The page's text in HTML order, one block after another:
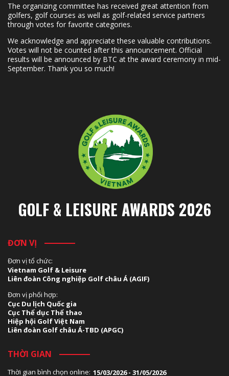
The organizing committee has received great attention from
golfers, golf courses as well as golf-related service partners
through votes for favorite categories.
We acknowledge and appreciate these valuable contributions.
Votes will not be counted after this announcement. Official
results will be announced by BTC at the award ceremony in mid-
September. Thank you so much!
GOLF & LEISURE AWARDS 2026
ĐƠN VỊ
Đơn vị tổ chức:
Vietnam Golf & Leisure
Liên đoàn Công nghiệp Golf châu Á (AGIF)
Đơn vị phối hợp:
Cục Du lịch Quốc gia
Cục Thể dục Thể thao
Hiệp hội Golf Việt Nam
Liên đoàn Golf châu Á-TBD (APGC)
THỜI GIAN
Thời gian bình chọn online: 15/03/2026 - 31/05/2026